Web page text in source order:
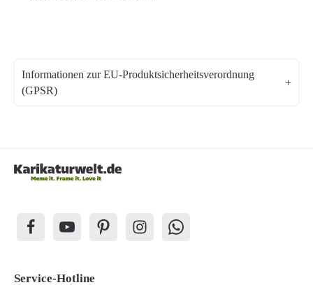
Informationen zur EU-Produktsicherheitsverordnung
(GPSR)
Service-Hotline